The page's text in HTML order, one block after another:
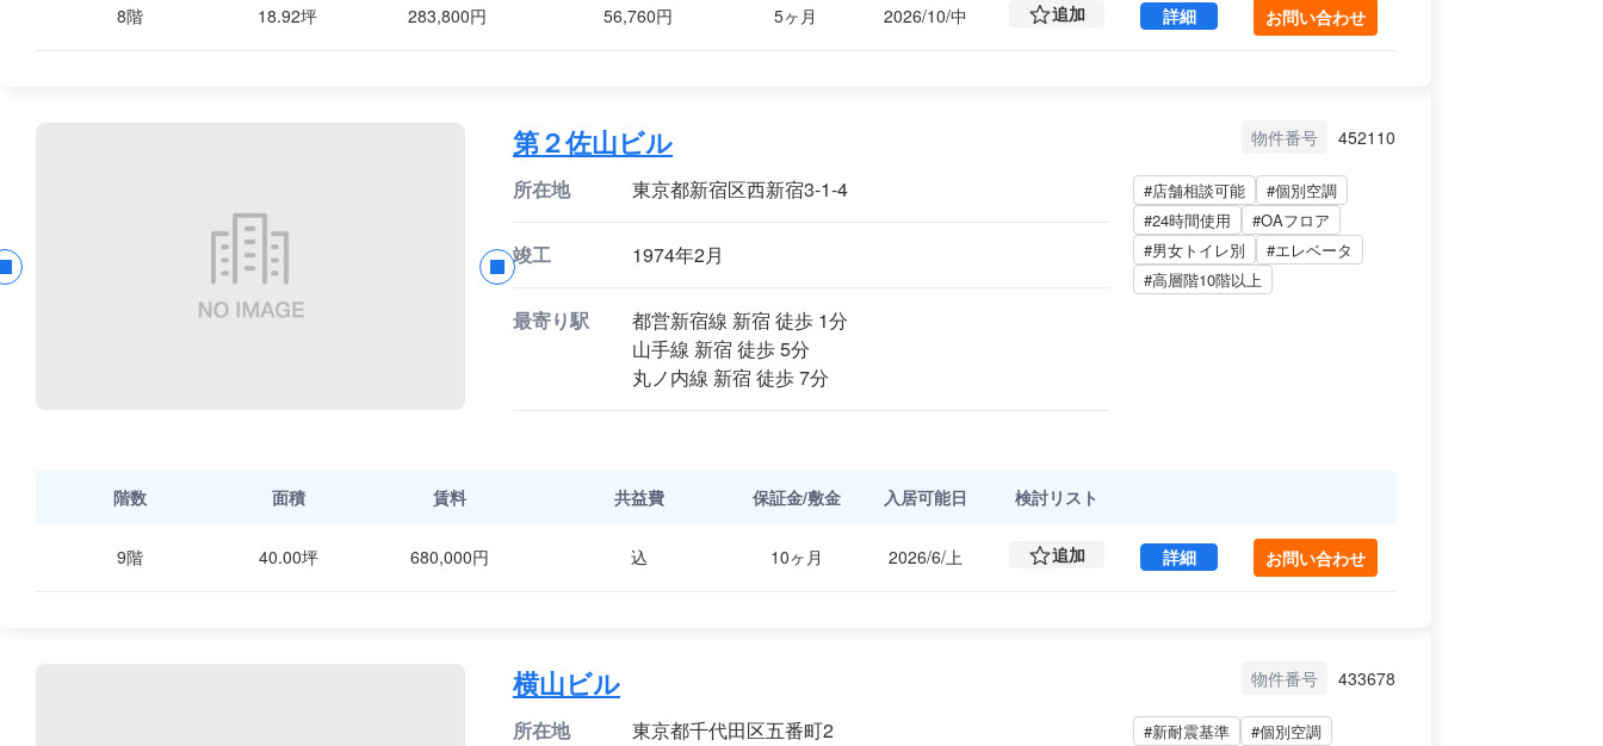
8階 18.92坪 283,800円 56,760円 5ヶ月 2026/10/中 追加 詳細日宝九段下ビル 8 (62.55㎡) ｜九段エリア の賃貸オ
お問い合わせ
第２佐山ビル 物件番号 452110
所在地 東京都新宿区西新宿3-1-4
竣工 1974年2月
最寄り駅
都営新宿線 新宿 徒歩 1分
山手線 新宿 徒歩 5分
丸ノ内線 新宿 徒歩 7分
#店舗相談可能
#個別空調
#24時間使用
#OAフロア
#男女トイレ別
#エレベータ
#高層階10階以上
階数 面積 賃料 共益費 保証金/敷金 入居可能日 検討リスト
9階 40.00坪 680,000円 込 10ヶ月 2026/6/上 追加 詳細第２佐山ビル 9 (132.23㎡) ｜新宿区 の賃貸オフィス
お問い合わせ
横山ビル 物件番号 433678
所在地 東京都千代田区五番町2 #新耐震基準
#個別空調